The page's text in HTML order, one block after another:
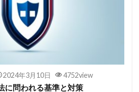
2024年3月10日 4752view
に問われる基準と対策